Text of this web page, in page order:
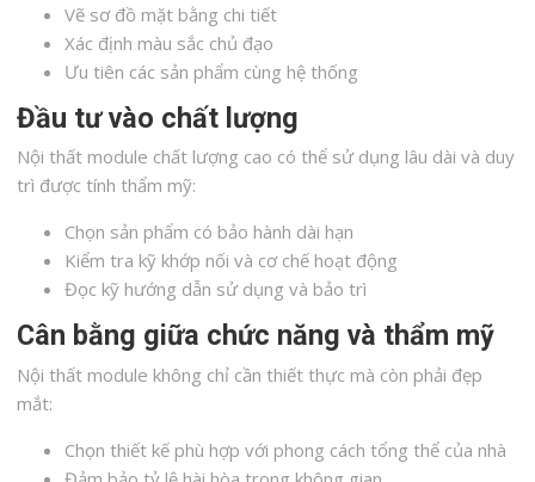
Vẽ sơ đồ mặt bằng chi tiết
Xác định màu sắc chủ đạo
Ưu tiên các sản phẩm cùng hệ thống
Đầu tư vào chất lượng
Nội thất module chất lượng cao có thể sử dụng lâu dài và duy
trì được tính thẩm mỹ:
Chọn sản phẩm có bảo hành dài hạn
Kiểm tra kỹ khớp nối và cơ chế hoạt động
Đọc kỹ hướng dẫn sử dụng và bảo trì
Cân bằng giữa chức năng và thẩm mỹ
Nội thất module không chỉ cần thiết thực mà còn phải đẹp
mắt:
Chọn thiết kế phù hợp với phong cách tổng thể của nhà